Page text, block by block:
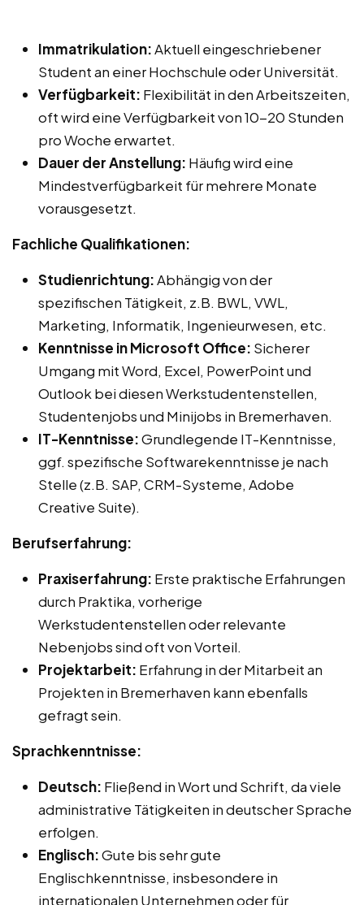
Immatrikulation:Aktuell eingeschriebener
Student an einer Hochschule oder Universität.
Verfügbarkeit: Flexibilität in den Arbeitszeiten,
oft wird eine Verfügbarkeit von 10-20 Stunden
pro Woche erwartet.
Dauer der Anstellung: Häufig wird eine
Mindestverfügbarkeit für mehrere Monate
vorausgesetzt.
Fachliche Qualifikationen:
Studienrichtung:Abhängig von der
spezifischen Tätigkeit, z.B. BWL, VWL,
Marketing, Informatik, Ingenieurwesen, etc.
Kenntnisse in Microsoft Office: Sicherer
Umgang mit Word, Excel, PowerPoint und
Outlook bei diesen Werkstudentenstellen,
Studentenjobs und Minijobs in Bremerhaven.
IT-Kenntnisse:Grundlegende IT-Kenntnisse,
ggf. spezifische Softwarekenntnisse je nach
Stelle (z.B. SAP, CRM-Systeme, Adobe
Creative Suite).
Berufserfahrung:
Praxiserfahrung: Erste praktische Erfahrungen
durch Praktika, vorherige
Werkstudentenstellen oder relevante
Nebenjobs sind oft von Vorteil.
Projektarbeit: Erfahrung in der Mitarbeit an
Projekten in Bremerhaven kann ebenfalls
gefragt sein.
Sprachkenntnisse:
Deutsch: Fließend in Wort und Schrift, da viele
administrative Tätigkeiten in deutscher Sprache
erfolgen.
Englisch:Gute bis sehr gute
Englischkenntnisse, insbesondere in
internationalen Unternehmen oder für